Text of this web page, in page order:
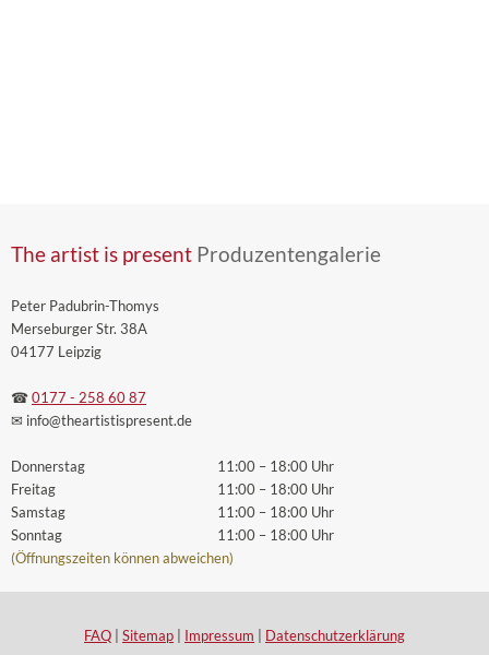
The artist is present Produzentengalerie
Peter Padubrin-Thomys
Merseburger Str. 38A
04177 Leipzig
☎ 0177 - 258 60 87
✉ info@theartistispresent.de
Donnerstag
Freitag
Samstag
Sonntag
11:00 – 18:00 Uhr
11:00 – 18:00 Uhr
11:00 – 18:00 Uhr
11:00 – 18:00 Uhr
(Öffnungszeiten können abweichen)
FAQ Sitemap Impressum Datenschutzerklärung